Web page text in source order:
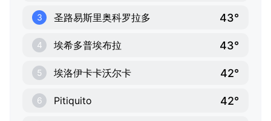
3 圣路易斯里奥科罗拉多 43°
4 埃希多普埃布拉 43°
5 埃洛伊卡卡沃尔卡 42°
6 Pitiquito 42°